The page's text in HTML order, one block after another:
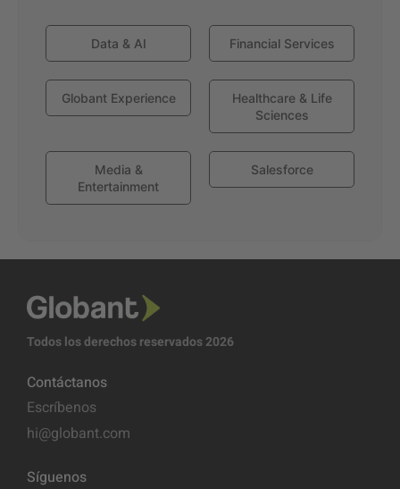
Data & AI Financial Services
Globant Experience
Healthcare & Life
Sciences
Media &
Entertainment
Salesforce
Todos los derechos reservados 2026
Contáctanos
Escríbenos
hi@globant.com
Síguenos